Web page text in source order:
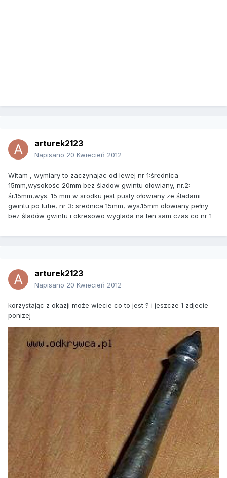
arturek2123
Napisano 20 Kwiecień 2012
Witam , wymiary to zaczynajac od lewej nr 1:średnica
15mm,wysokośc 20mm bez śladow gwintu ołowiany, nr.2:
śr.15mm,wys. 15 mm w srodku jest pusty ołowiany ze śladami
gwintu po lufie, nr 3: srednica 15mm, wys.15mm ołowiany pełny
bez śladów gwintu i okresowo wyglada na ten sam czas co nr 1
arturek2123
Napisano 20 Kwiecień 2012
korzystając z okazji może wiecie co to jest ? i jeszcze 1 zdjecie
ponizej